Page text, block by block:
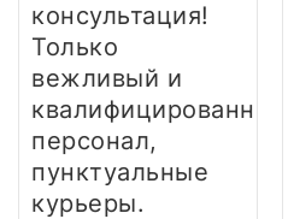
консультация!
Только
вежливый и
квалифицированный
персонал,
пунктуальные
курьеры.